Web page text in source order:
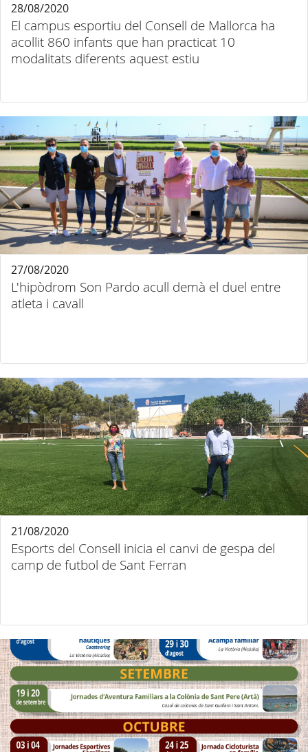
El campus esportiu del Consell de Mallorca ha
acollit 860 infants que han practicat 10
modalitats diferents aquest estiu
28/08/2020
L'hipòdrom Son Pardo acull demà el duel entre
atleta i cavall
27/08/2020
Esports del Consell inicia el canvi de gespa del
camp de futbol de Sant Ferran
21/08/2020